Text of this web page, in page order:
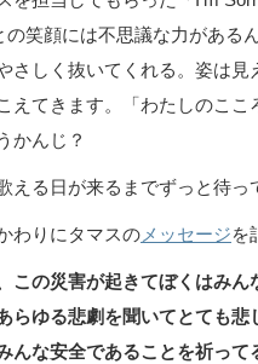
の笑顔には不思議な力がある
さしく抜いてくれる。姿は
えてきます。「わたしのここ
かんじ？
える日が来るまでずっと待っ
わりにタマスの メッセージを
この災害が起きてぼくはみ
らゆる悲劇を聞いてとても
んな安全であることを祈って